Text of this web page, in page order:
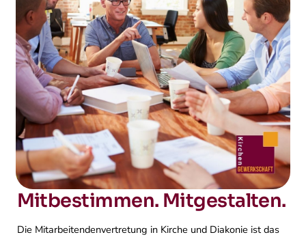
Mitbestimmen. Mitgestalten.
Die Mitarbeitendenvertretung in Kirche und Diakonie ist das